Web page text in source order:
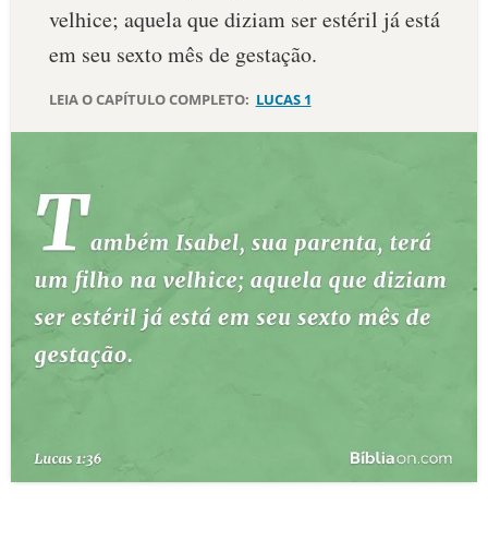
PALAVRA DO DIA
DEVOCIONAL DIÁRIO
10 MANDAMENTOS
ESTUDOS BÍBLICOS
ESBOÇOS DE PREGAÇÃO
TEMAS
TERMO BÍBLICO
velhice; aquela que diziam ser estéril já está
em seu sexto mês de gestação.
LEIA O CAPÍTULO COMPLETO: LUCAS 1